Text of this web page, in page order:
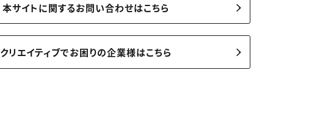
本サイトに関するお問い合わせはこちら
クリエイティブでお困りの企業様はこちら